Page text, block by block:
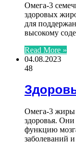
Омега-3
здоровых
для
высокому
Read More »
04.08.2023
48
Омега-3 жиры
здоровья.
функцию
заболеваний